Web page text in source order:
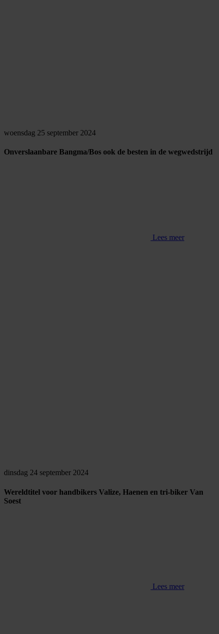
woensdag 25 september 2024
Onverslaanbare Bangma/Bos ook de besten in de wegwedstrijd
Lees meer
dinsdag 24 september 2024
Wereldtitel voor handbikers Valize, Haenen en tri-biker Van
Soest
Lees meer